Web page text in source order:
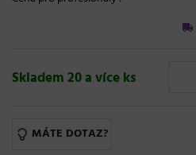
Skladem 20 a více ks
MÁTE DOTAZ?